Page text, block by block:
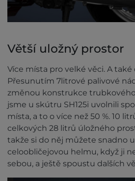
Větší uložný prostor
Více místa pro velké věci. A
Přesunutím 7litrové palivové
změnou konstrukce
jsme u skútru SH125i uvolnili
místa, a to o více než 50 %. 10
celkových 28 litrů úložného
takže si do něj můžete snadno
celoobličejovou helmu, když ji
sebou, a ještě spoustu dalších